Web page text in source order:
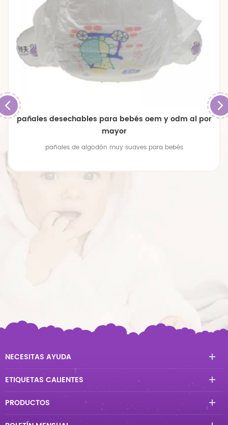
pañales desechables para bebés oem y odm al por
mayor
pañales de algodón muy suaves para bebés
NECESITAS AYUDA
ETIQUETAS CALIENTES
PRODUCTOS